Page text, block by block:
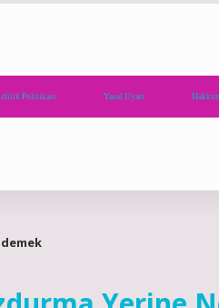
Politikası Yasal Uyarı
demek